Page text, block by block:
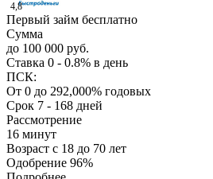
4,8
Первый займ бесплатно
Сумма
до 100 000 руб.
Ставка 0 - 0.8% в день
ПСК:
От 0 до 292,000% годовых
Срок 7 - 168 дней
Рассмотрение
16 минут
Возраст с 18 до 70 лет
Одобрение 96%